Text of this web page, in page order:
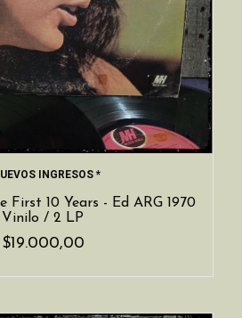
INGRESOS *
First 10 Years - Ed ARG 1970
Vinilo / 2 LP
$19.000,00